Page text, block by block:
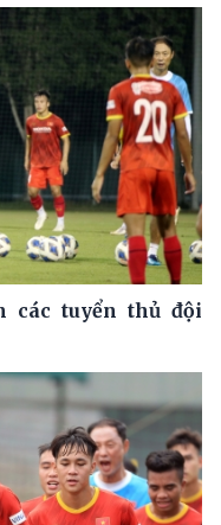
các tuyển thủ đội